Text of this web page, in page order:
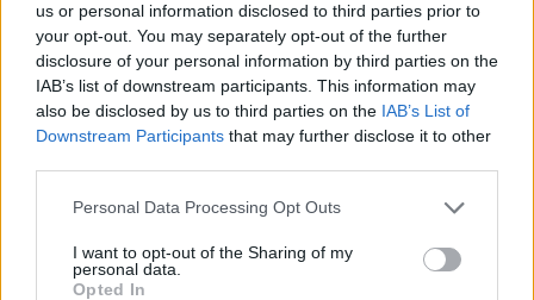
us or personal information disclosed to third parties prior to
your opt-out. You may separately opt-out of the further
disclosure of your personal information by third parties on the
IAB’s list of downstream participants. This information may
also be disclosed by us to third parties on the IAB’s List of
Downstream Participants that may further disclose it to other
Personal Data Processing Opt Outs
I want to opt-out of the Sharing of my
personal data.
Opted In
nessuna squadra ha fatto meglio nel periodo,
record condiviso in entrambe le graduatorie -
guarda caso - proprio con la Juventus. La
stessa Juventus che ripartirà da
Di Gregorio ,
fantallenatori diSkorupskiversione 23/24.